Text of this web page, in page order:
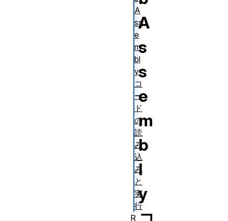
A
s
s
e
m
b
l
y
A
ss
e
m
bl
y
コ
ー
ド
の
読
み
込
み
と
実
行
R